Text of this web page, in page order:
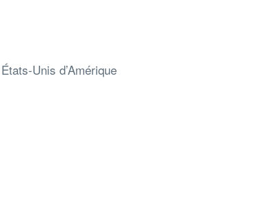
États-Unis d’Amérique